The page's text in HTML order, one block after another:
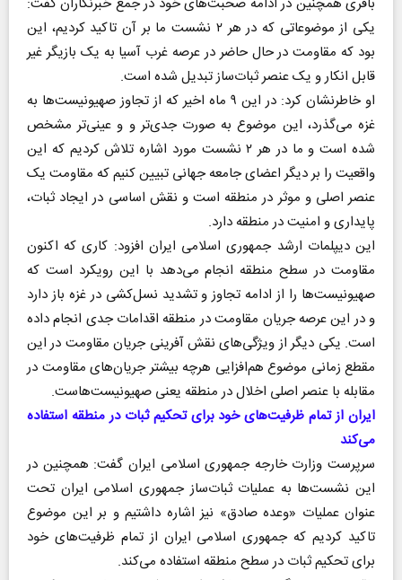
یکی از موضوعاتی که در هر ۲ نشست ما بر آن تاکید کردیم، این
بود که مقاومت در حال حاضر در عرصه غرب آسیا به یک بازیگر غیر
قابل انکار و یک عنصر ثبات‌ساز تبدیل شده است.
او خاطرنشان کرد: در این ۹ ماه اخیر که از تجاوز صهیونیست‌ها به
غزه می‌گذرد، این موضوع به صورت جدی‌تر و و عینی‌تر مشخص
شده است و ما در هر ۲ نشست مورد اشاره تلاش کردیم که این
واقعیت را بر دیگر اعضای جامعه جهانی تبیین کنیم که مقاومت یک
عنصر اصلی و موثر در منطقه است و نقش اساسی در ایجاد ثبات،
پایداری و امنیت در منطقه دارد.
این دیپلمات ارشد جمهوری اسلامی ایران افزود: کاری که اکنون
مقاومت در سطح منطقه انجام می‌دهد با این رویکرد است که
صهیونیست‌ها را از ادامه تجاوز و تشدید نسل‌کشی در غزه باز دارد
و در این عرصه جریان مقاومت در منطقه اقدامات جدی انجام داده
است. یکی دیگر از ویژگی‌های نقش آفرینی جریان مقاومت در این
مقطع زمانی موضوع هم‌افزایی هرچه بیشتر جریان‌های مقاومت در
مقابله با عنصر اصلی اخلال در منطقه یعنی صهیونیست‌هاست.
ایران از تمام ظرفیت‌های خود برای تحکیم ثبات در منطقه استفاده
می‌کند
سرپرست وزارت خارجه جمهوری اسلامی ایران گفت: همچنین در
این نشست‌ها به عملیات ثبات‌ساز جمهوری اسلامی ایران تحت
عنوان عملیات «وعده صادق» نیز اشاره داشتیم و بر این موضوع
تاکید کردیم که جمهوری اسلامی ایران از تمام ظرفیت‌های خود
برای تحکیم ثبات در سطح منطقه استفاده می‌کند.